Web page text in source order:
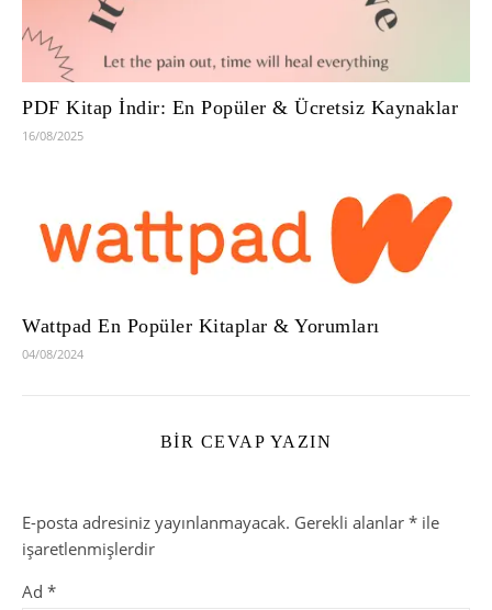
PDF Kitap İndir: En Popüler & Ücretsiz Kaynaklar
16/08/2025
Wattpad En Popüler Kitaplar & Yorumları
04/08/2024
BIR CEVAP YAZIN
E-posta adresiniz yayınlanmayacak. Gerekli alanlar * ile
işaretlenmişlerdir
Ad *